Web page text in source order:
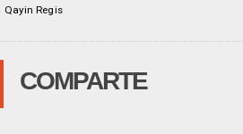
Qayin Regis
COMPARTE